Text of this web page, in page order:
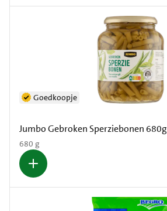
Jumbo Gebroken Sperziebonen 680g
680 g
Goedkoopje